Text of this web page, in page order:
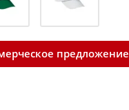
предложение